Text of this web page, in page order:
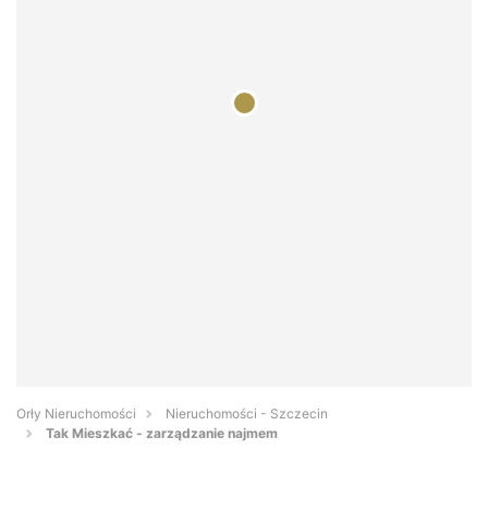
Orły Nieruchomości
Nieruchomości - Szczecin
Tak Mieszkać - zarządzanie najmem